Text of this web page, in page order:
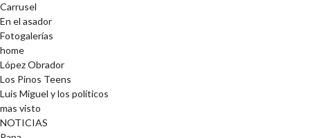
Carrusel
En el asador
Fotogalerías
home
López Obrador
Los Pinos Teens
Luis Miguel y los políticos
mas visto
NOTICIAS